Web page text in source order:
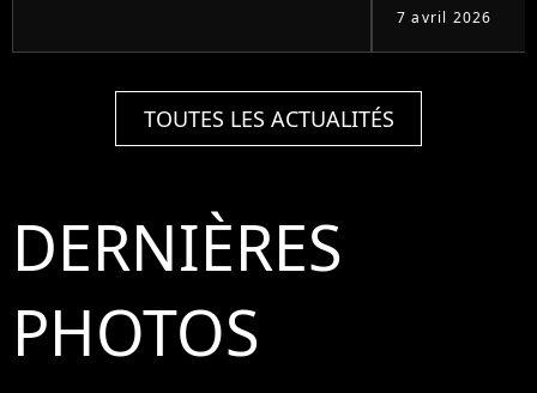
7 avril 2026
TOUTES LES ACTUALITÉS
DERNIÈRES
PHOTOS